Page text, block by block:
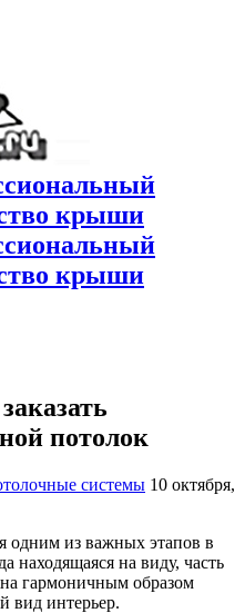
крыши
крыши
потолок
системы 10 октября,
одним из важных этапов в
находящаяся на виду, часть
гармоничным образом
вид интерьер.